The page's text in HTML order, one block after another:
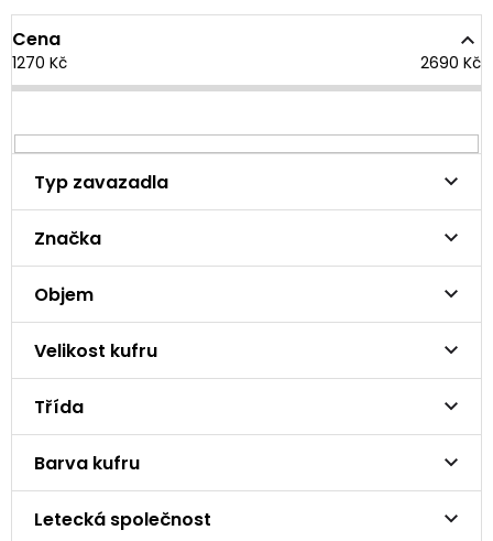
Cena
1270 Kč 2690 Kč
Typ zavazadla
Značka
Objem
Velikost kufru
Třída
Barva kufru
Letecká společnost